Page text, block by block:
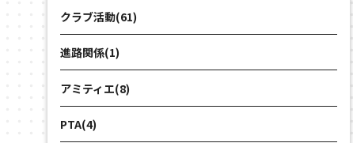
クラブ活動(61)
進路関係(1)
アミティエ(8)
PTA(4)